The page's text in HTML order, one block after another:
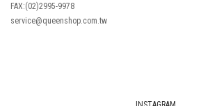
FAX:(02)2995-9978
service@queenshop.com.tw